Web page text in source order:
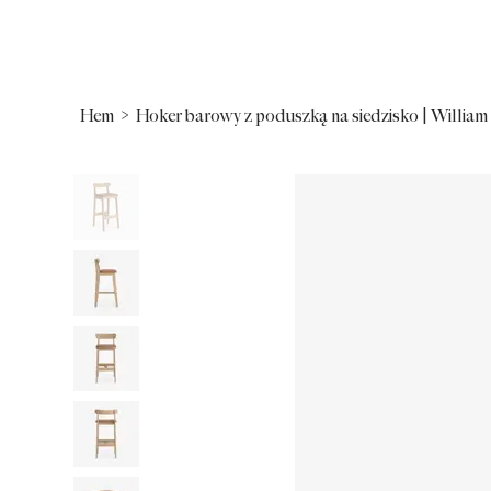
Hem > Hoker barowy z poduszką na siedzisko | William